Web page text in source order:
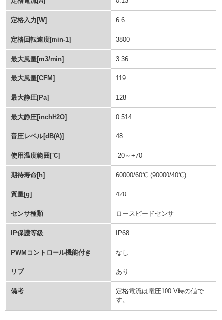
定格入力[W] 6.6
定格回転速度[min-1] 3800
最大風量[m3/min] 3.36
最大風量[CFM] 119
最大静圧[Pa] 128
最大静圧[inchH2O] 0.514
音圧レベル[dB(A)] 48
使用温度範囲[˚C] -20～+70
期待寿命[h] 60000/60℃ (90000/40℃)
質量[g] 420
センサ種類 ロースピードセンサ
IP保護等級 IP68
PWMコントロール機能付き なし
リブ あり
備考
定格電流は電圧100 V時の値で
す。